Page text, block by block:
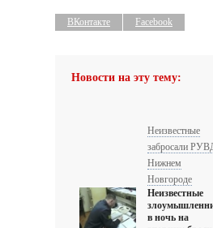
ВКонтакте Facebook
Новости на эту тему:
Неизвестные
забросали
Нижнем
Новгороде
Неизвестные
в ночь на